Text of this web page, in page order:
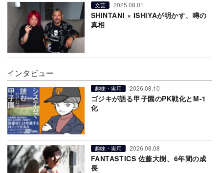
文芸 2025.08.01
SHINTANI × ISHIYAが明かす、噂の
真相
インタビュー
趣味・実用 2026.08.10
ゴジキが語る甲子園のPK戦化とM-1
化
趣味・実用 2026.08.08
FANTASTICS 佐藤大樹、6年間の成
長